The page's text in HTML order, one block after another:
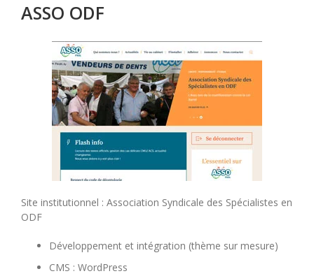
ASSO ODF
Site institutionnel : Association Syndicale des Spécialistes en
ODF
Développement et intégration (thème sur mesure)
CMS : WordPress